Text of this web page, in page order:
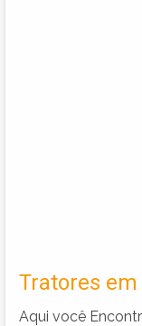
Tratores
Aqui você